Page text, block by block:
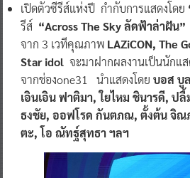
เปิดตัวซีรีส์แห่งปี กำกับการแสดงโดย
รีส์ “Across The Skyลัดฟ้าล่าฝัน”
จาก 3 เวทีคุณภาพ LAZiCON, The
Star idol จะมาฝากผลงานเป็นนักแ
จากช่องone31 นำแสดงโดย บอส บู
เอินเอิน ฟาติมา, ใยไหม ชินารดี,
ธงชัย, ออฟโรด กันตภณ, ตั้งต้น จิ
ตะ, โอ ณัทฐ์สุทธา ฯลฯ